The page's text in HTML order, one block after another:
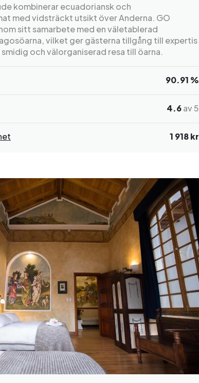
kombinerar ecuadoriansk och
med vidsträckt utsikt över Anderna. GO
sitt samarbete med en väletablerad
vilket ger gästerna tillgång till expertis
och välorganiserad resa till öarna.
90.91 %
4.6av 5
1 918 kr